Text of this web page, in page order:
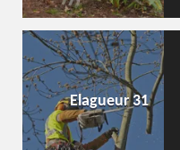
Elagueur 31